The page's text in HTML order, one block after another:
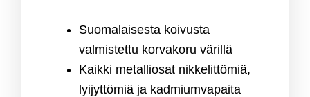
Suomalaisesta koivusta
valmistettu korvakoru värillä
Kaikki metalliosat nikkelittömiä,
lyijyttömiä ja kadmiumvapaita